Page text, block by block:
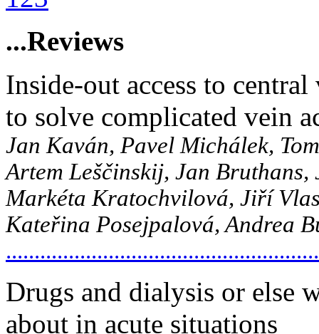
...Reviews
Inside-out access to
to solve complicated vein
Jan Kaván, Pavel Michálek,
Artem Leščinskij, Jan
Markéta Kratochvilová, Jiří
Kateřina Posejpalová, Andrea
Drugs and dialysis or else
about in acute situations